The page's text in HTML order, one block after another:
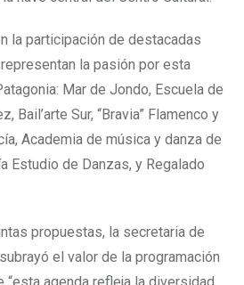
la participación de destacadas
la pasión por esta
Mar de Jondo, Escuela de
Bail’arte Sur, “Bravia” Flamenco y
Academia de música y danza de
Estudio de Danzas, y Regalado
propuestas, la secretaria de
el valor de la programación
“esta agenda refleja la diversidad